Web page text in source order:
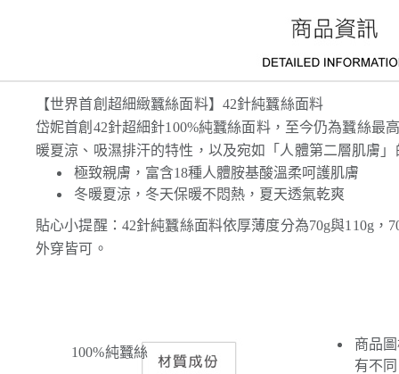
【世界首創超細緻蠶絲面料】42針純蠶絲面料
岱妮首創42針超細針100%純蠶絲面料，至今仍為蠶絲最
暖夏涼、吸濕排汗的特性，以及宛如「人體第二層肌膚
極致親膚，富含18種人體胺基酸溫柔呵護肌膚
冬暖夏涼，冬天保暖不悶熱，夏天透氣乾爽
貼心小提醒：42針純蠶絲面料依厚薄度分為70g與110g，
外穿皆可。
100%純蠶絲
商品
有不